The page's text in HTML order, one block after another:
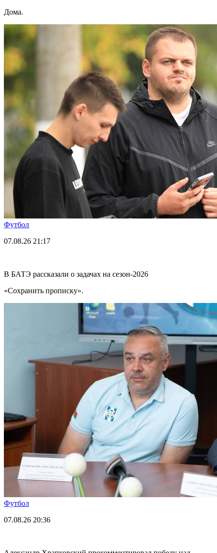
Дома.
Футбол
07.08.26 21:17
В БАТЭ рассказали о задачах на сезон-2026
«Сохранить прописку».
Футбол
07.08.26 20:36